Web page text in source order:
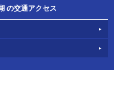
の交通アクセス